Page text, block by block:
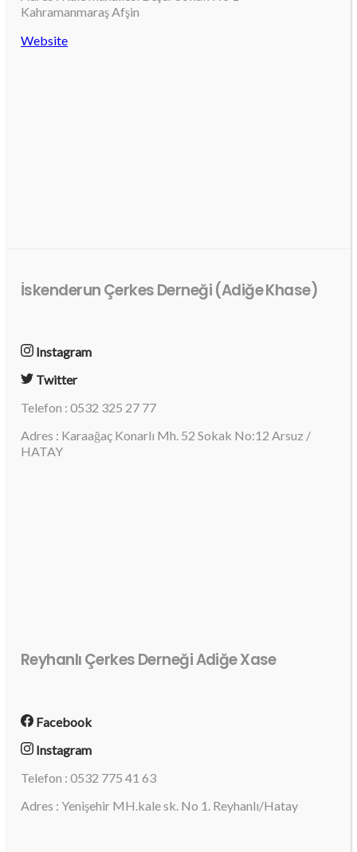
Kahramanmaraş Afşin
Website
İskenderun Çerkes Derneği (Adiğe Khase)
Instagram
Twitter
Telefon : 0532 325 27 77
Adres : Karaağaç Konarlı Mh. 52 Sokak No:12 Arsuz /
HATAY
Reyhanlı Çerkes Derneği Adiğe Xase
Facebook
Instagram
Telefon : 0532 775 41 63
Adres : Yenişehir MH.kale sk. No 1. Reyhanlı/Hatay